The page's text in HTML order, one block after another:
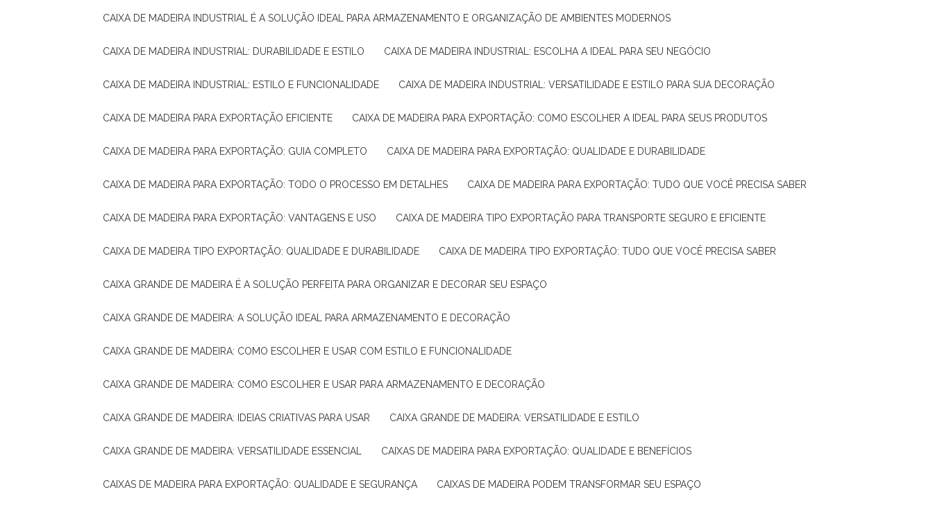
CAIXA DE MADEIRA INDUSTRIAL É A SOLUÇÃO IDEAL PARA ARMAZENAMENTO E ORGANIZAÇÃO DE AMBIENTES MODERNOS
CAIXA DE MADEIRA INDUSTRIAL: DURABILIDADE E ESTILO CAIXA DE MADEIRA INDUSTRIAL: ESCOLHA A IDEAL PARA SEU NEGÓCIO
CAIXA DE MADEIRA INDUSTRIAL: ESTILO E FUNCIONALIDADE CAIXA DE MADEIRA INDUSTRIAL: VERSATILIDADE E ESTILO PARA SUA DECORAÇÃO
CAIXA DE MADEIRA PARA EXPORTAÇÃO EFICIENTE CAIXA DE MADEIRA PARA EXPORTAÇÃO: COMO ESCOLHER A IDEAL PARA SEUS PRODUTOS
CAIXA DE MADEIRA PARA EXPORTAÇÃO: GUIA COMPLETO CAIXA DE MADEIRA PARA EXPORTAÇÃO: QUALIDADE E DURABILIDADE
CAIXA DE MADEIRA PARA EXPORTAÇÃO: TODO O PROCESSO EM DETALHES CAIXA DE MADEIRA PARA EXPORTAÇÃO: TUDO QUE VOCÊ PRECISA SABER
CAIXA DE MADEIRA PARA EXPORTAÇÃO: VANTAGENS E USO CAIXA DE MADEIRA TIPO EXPORTAÇÃO PARA TRANSPORTE SEGURO E EFICIENTE
CAIXA DE MADEIRA TIPO EXPORTAÇÃO: QUALIDADE E DURABILIDADE CAIXA DE MADEIRA TIPO EXPORTAÇÃO: TUDO QUE VOCÊ PRECISA SABER
CAIXA GRANDE DE MADEIRA É A SOLUÇÃO PERFEITA PARA ORGANIZAR E DECORAR SEU ESPAÇO
CAIXA GRANDE DE MADEIRA: A SOLUÇÃO IDEAL PARA ARMAZENAMENTO E DECORAÇÃO
CAIXA GRANDE DE MADEIRA: COMO ESCOLHER E USAR COM ESTILO E FUNCIONALIDADE
CAIXA GRANDE DE MADEIRA: COMO ESCOLHER E USAR PARA ARMAZENAMENTO E DECORAÇÃO
CAIXA GRANDE DE MADEIRA: IDEIAS CRIATIVAS PARA USAR CAIXA GRANDE DE MADEIRA: VERSATILIDADE E ESTILO
CAIXA GRANDE DE MADEIRA: VERSATILIDADE ESSENCIAL CAIXAS DE MADEIRA PARA EXPORTAÇÃO: QUALIDADE E BENEFÍCIOS
CAIXAS DE MADEIRA PARA EXPORTAÇÃO: QUALIDADE E SEGURANÇA CAIXAS DE MADEIRA PODEM TRANSFORMAR SEU ESPAÇO